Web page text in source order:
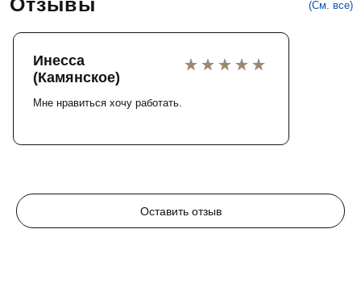
Отзывы (См. все)
Инесса
(Камянское)
Мне нравиться хочу работать.
Оставить отзыв